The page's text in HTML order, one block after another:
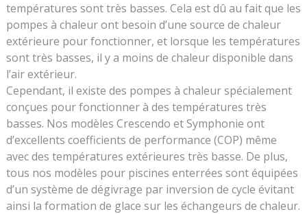
températures sont très basses. Cela est dû au fait que les
pompes à chaleur ont besoin d’une source de chaleur
extérieure pour fonctionner, et lorsque les températures
sont très basses, il y a moins de chaleur disponible dans
l’air extérieur.
Cependant, il existe des pompes à chaleur spécialement
conçues pour fonctionner à des températures très
basses. Nos modèles Crescendo et Symphonie ont
d’excellents coefficients de performance (COP) même
avec des températures extérieures très basse. De plus,
tous nos modèles pour piscines enterrées sont équipées
d’un système de dégivrage par inversion de cycle évitant
ainsi la formation de glace sur les échangeurs de chaleur.